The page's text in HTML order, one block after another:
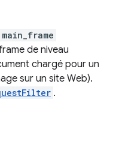
main_frame
de niveau
chargé pour un
sur un site Web).
.